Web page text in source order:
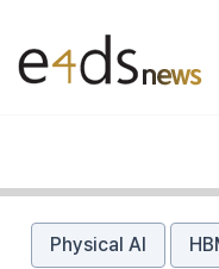
Physical AI